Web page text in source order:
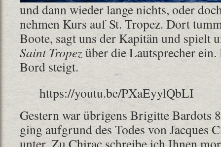
und dann wieder lange nichts, oder
nehmen Kurs auf St. Tropez. Dort
Boote, sagt uns der Kapitän und spielt
Saint Tropezüber die Lautsprecher
Bord steigt.
https://youtu.be/PXaEyylQbLI
Gestern war übrigens Brigitte Bardots
ging aufgrund des Todes von Jacques
unter. Zu Chirac schreibe ich Ihnen